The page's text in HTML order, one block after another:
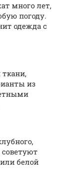
много лет,
погоду.
одежда с
из
белой